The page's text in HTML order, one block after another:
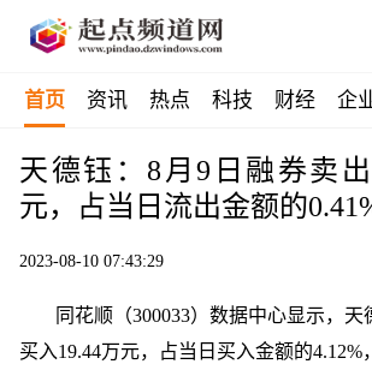
首页 资讯 热点 科技 财经 企
天德钰：8月9日融券卖
元，占当日流出金额的
2023-08-10 07:43:29
同花顺（300033）数据中心显示，天
买入19.44万元，占当日买入金额的4.12%